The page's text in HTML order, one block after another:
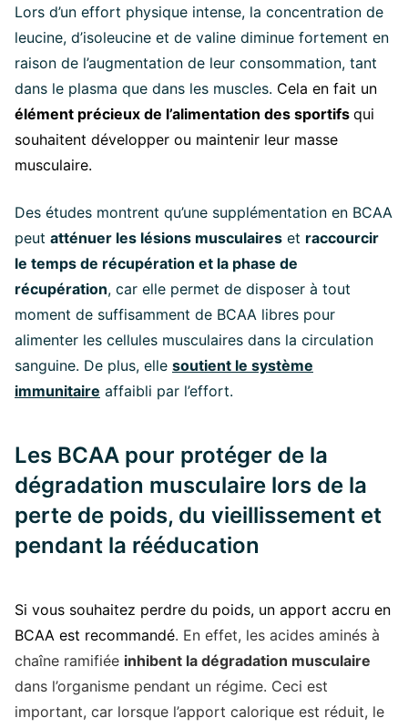
Lors d’un effort physique intense, la concentration de
leucine, d’isoleucine et de valine diminue fortement en
raison de l’augmentation de leur consommation, tant
dans le plasma que dans les muscles. Cela en fait un
élément précieux de l’alimentation des sportifs qui
souhaitent développer ou maintenir leur masse
musculaire.
Des études montrent qu’une supplémentation en BCAA
peut atténuer les lésions musculaires et raccourcir
le temps de récupération et la phase de
récupération, car elle permet de disposer à tout
moment de suffisamment de BCAA libres pour
alimenter les cellules musculaires dans la circulation
sanguine. De plus, elle soutient le système
immunitaire affaibli par l’effort.
Les BCAA pour protéger de la
dégradation musculaire lors de la
perte de poids, du vieillissement et
pendant la rééducation
Si vous souhaitez perdre du poids, un apport accru en
BCAA est recommandé. En effet, les acides aminés à
chaîne ramifiée inhibent la dégradation musculaire
dans l’organisme pendant un régime. Ceci est
important, car lorsque l’apport calorique est réduit, le